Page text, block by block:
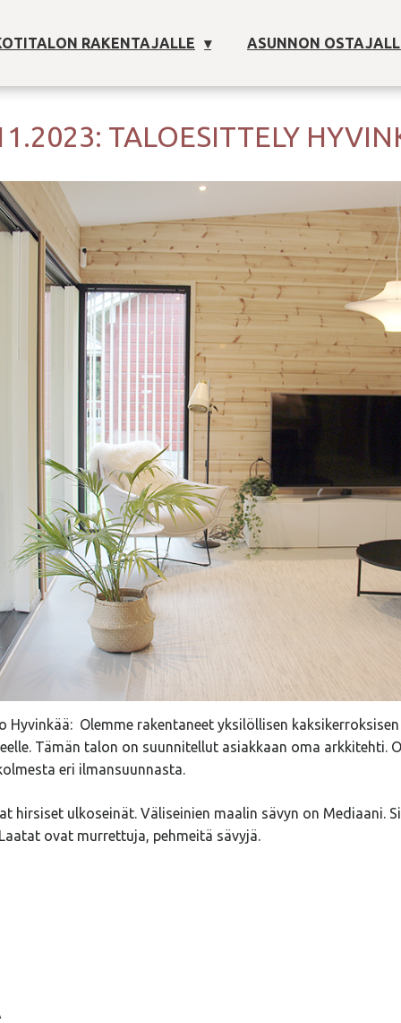
RAKENTAJALLE ASUNNON
TALOESITTELY
Hyvinkää: Olemme rakentaneet yksilöllisen
Tämän talon on suunnitellut asiakkaan oma arkkitehti.
eri ilmansuunnasta.
hirsiset ulkoseinät. Väliseinien maalin sävyn on Mediaani.
ovat murrettuja, pehmeitä sävyjä.